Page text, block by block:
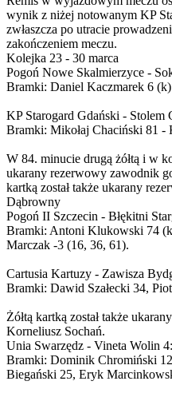
wynik z niżej notowanym KP
zwłaszcza po utracie
zakończeniem meczu.
Kolejka 23 - 30 marca
Pogoń Nowe Skalmierzyce -
Bramki: Daniel Kaczmarek 6
KP Starogard Gdański - Stolem
Bramki: Mikołaj Chaciński 81 -
W 84. minucie drugą żółtą i w
ukarany rezerwowy zawodnik
kartką został także ukarany
Dąbrowny
Pogoń II Szczecin - Błękitni
Bramki: Antoni Klukowski 74
Marczak -3 (16, 36, 61).
Cartusia Kartuzy - Zawisza
Bramki: Dawid Szałecki 34,
Żółtą kartką został także
Korneliusz Sochań.
Unia Swarzędz - Vineta Wolin
Bramki: Dominik Chromiński
Biegański 25, Eryk